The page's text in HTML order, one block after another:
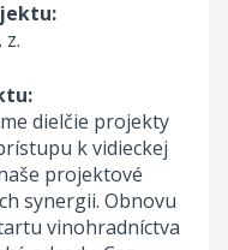
dielčie projekty
k vidieckej
projektové
synergii. Obnovu
vinohradníctva